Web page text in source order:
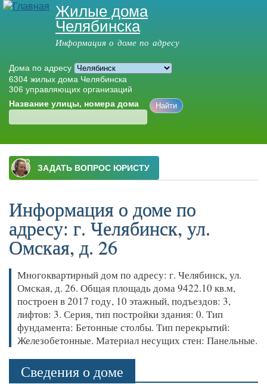
Перейти к
основному
содержанию
Жилые дома
Челябинска
Информация о доме по адресу
Дома по адресу
6304 жилых дома Челябинска
306 управляющих организаций
Название улицы, номера дома
Главное меню
Информация о доме по
адресу: г. Челябинск, ул.
Омская, д. 26
Многоквартирный дом по адресу: г. Челябинск, ул.
Омская, д. 26. Общая площадь дома 9422.10 кв.м,
построен в 2017 году, 10 этажный, подъездов: 3,
лифтов: 3. Серия, тип постройки здания: 0. Тип
фундамента: Бетонные столбы. Тип перекрытий:
Железобетонные. Материал несущих стен: Панельные.
Сведения о доме